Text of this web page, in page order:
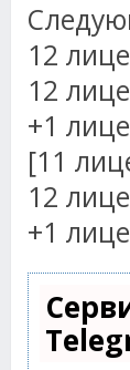
12
12
+1
[11
12
+1